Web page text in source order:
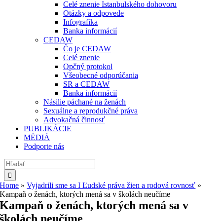
Celé znenie Istanbulského dohovoru
Otázky a odpovede
Infografika
Banka informácií
CEDAW
Čo je CEDAW
Celé znenie
Opčný protokol
Všeobecné odporúčania
SR a CEDAW
Banka informácií
Násilie páchané na ženách
Sexuálne a reprodukčné práva
Advokačná činnosť
PUBLIKÁCIE
MÉDIÁ
Podporte nás
Hľadať:
Home »Vyjadrili sme sa I Ľudské práva žien a rodová rovnosť »
Kampaň o ženách, ktorých mená sa v školách neučíme
Kampaň o ženách, ktorých mená sa v